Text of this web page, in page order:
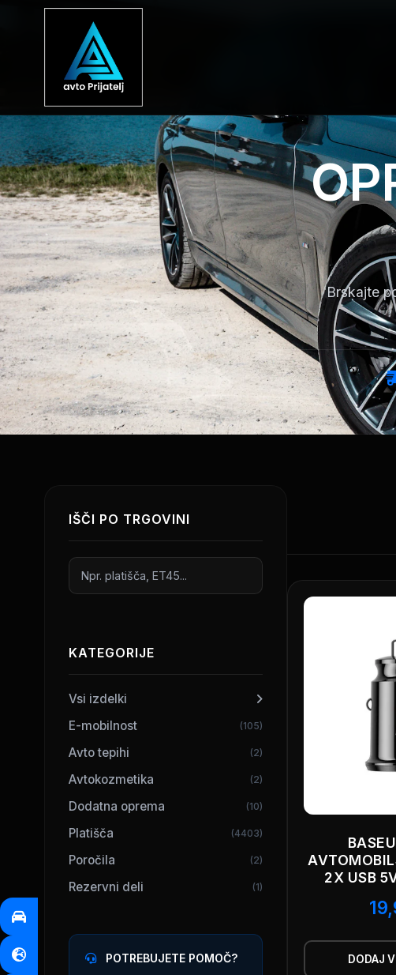
Brskajte
IŠČI PO TRGOVINI
KATEGORIJE
Vsi izdelki
E-mobilnost
(105)
Avto tepihi (2)
Avtokozmetika (2)
Dodatna oprema (10)
Platišča (4403)
Poročila (2)
Rezervni deli (1)
POTREBUJETE POMOČ?
2X USB
DODAJ